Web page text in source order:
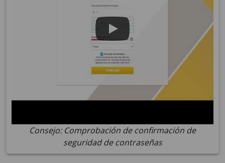
Consejo: Comprobación de confirmación de
seguridad de contraseñas